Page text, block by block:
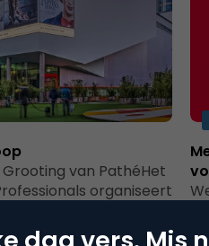
van PathéHet
organiseert